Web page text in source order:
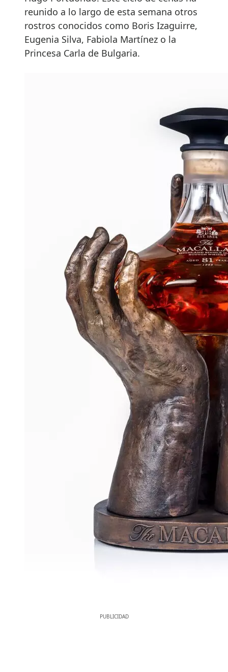
reunido a lo largo de esta semana otros
rostros conocidos como Boris Izaguirre,
Eugenia Silva, Fabiola Martínez o la
Princesa Carla de Bulgaria.